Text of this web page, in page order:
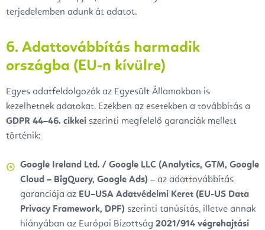
terjedelemben adunk át adatot.
6. Adattovábbítás harmadik
országba (EU-n kívülre)
Egyes adatfeldolgozók az Egyesült Államokban is
kezelhetnek adatokat. Ezekben az esetekben a továbbítás a
GDPR 44–46. cikkei szerinti megfelelő garanciák mellett
történik:
Google Ireland Ltd. / Google LLC (Analytics, GTM, Google
Cloud – BigQuery, Google Ads) – az adattovábbítás
garanciája az EU–USA Adatvédelmi Keret (EU-US Data
Privacy Framework, DPF) szerinti tanúsítás, illetve annak
hiányában az Európai Bizottság 2021/914 végrehajtási